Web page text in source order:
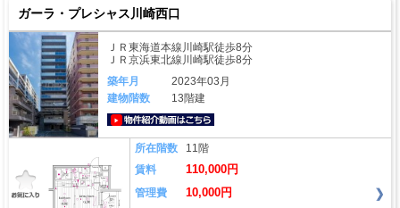
ガーラ・プレシャス川崎西口
ＪＲ東海道本線川崎駅徒歩8分
ＪＲ京浜東北線川崎駅徒歩8分
築年月
2023年03月
建物階数
13階建
所在階数
11階
賃料
110,000円
管理費 10,000円